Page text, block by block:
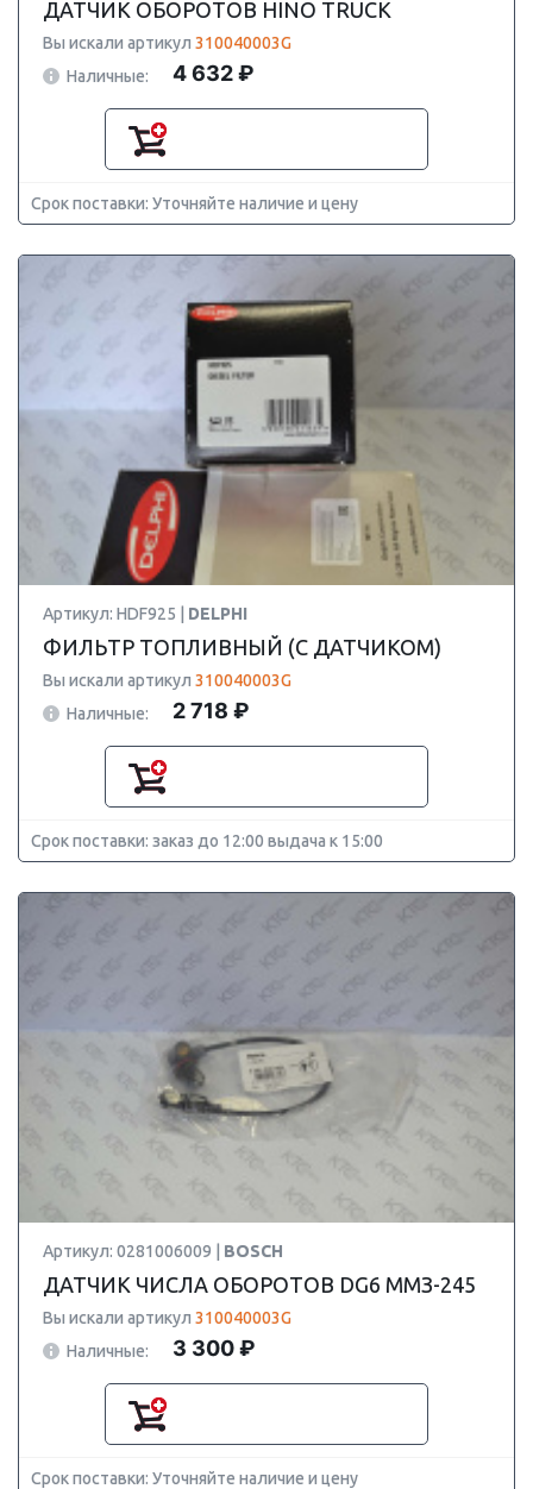
ДАТЧИК ОБОРОТОВ HINO TRUCK
Вы искали артикул 310040003G
Наличные:
4 632 ₽
Срок поставки: Уточняйте наличие и цену
Артикул: HDF925 | DELPHI
ФИЛЬТР ТОПЛИВНЫЙ (С ДАТЧИКОМ)
Вы искали артикул 310040003G
Наличные:
2 718 ₽
Срок поставки: заказ до 12:00 выдача к 15:00
Артикул: 0281006009 | BOSCH
ДАТЧИК ЧИСЛА ОБОРОТОВ DG6 ММЗ-245
Вы искали артикул 310040003G
Наличные:
3 300 ₽
Срок поставки: Уточняйте наличие и цену